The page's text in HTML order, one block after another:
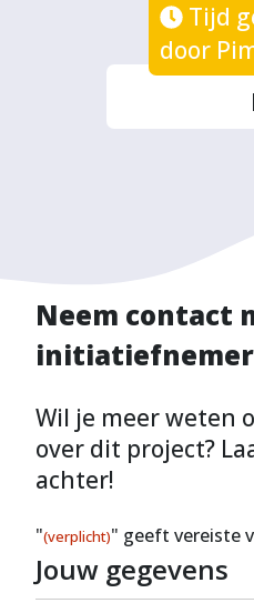
Tijd
door
Neem contact
Wil je meer weten
over dit project?
achter!
"(verplicht)" geeft vereiste
Jouw gegevens